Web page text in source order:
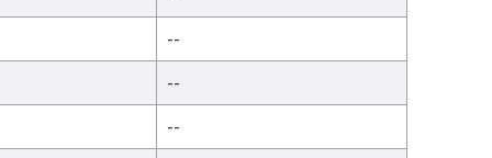
--
--
--